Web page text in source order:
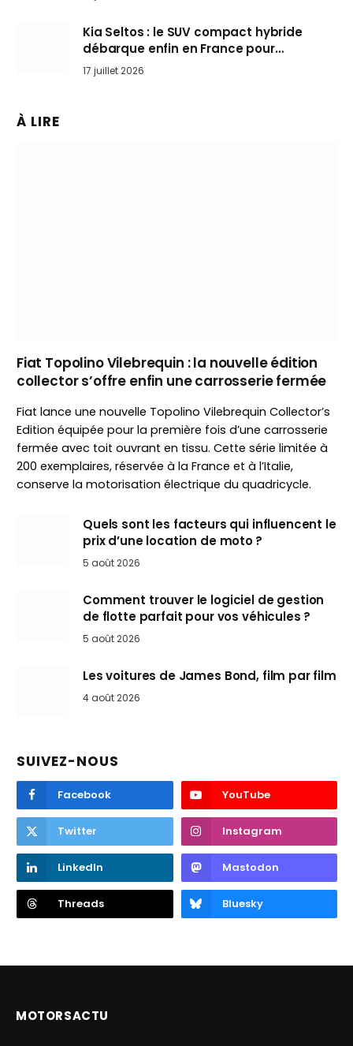
Kia Seltos : le SUV compact hybride
débarque enfin en France pour
bousculer les Nissan Qashqai et Toyota
Yaris Cross
17 juillet 2026
À LIRE
Fiat Topolino Vilebrequin : la nouvelle édition
collector s’offre enfin une carrosserie fermée
Fiat lance une nouvelle Topolino Vilebrequin Collector’s
Edition équipée pour la première fois d’une carrosserie
fermée avec toit ouvrant en tissu. Cette série limitée à
200 exemplaires, réservée à la France et à l’Italie,
conserve la motorisation électrique du quadricycle.
Quels sont les facteurs qui influencent le
prix d’une location de moto ?
5 août 2026
Comment trouver le logiciel de gestion
de flotte parfait pour vos véhicules ?
5 août 2026
Les voitures de James Bond, film par film
4 août 2026
SUIVEZ-NOUS
Facebook YouTube
Twitter Instagram
LinkedIn Mastodon
Threads Bluesky
MOTORSACTU